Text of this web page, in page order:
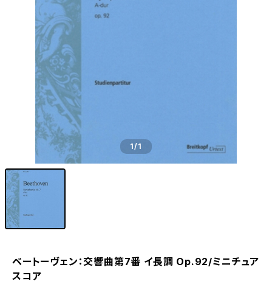
1/1
ベートーヴェン：交響曲第7番 イ長調 Op.92/ミニチュア
スコア